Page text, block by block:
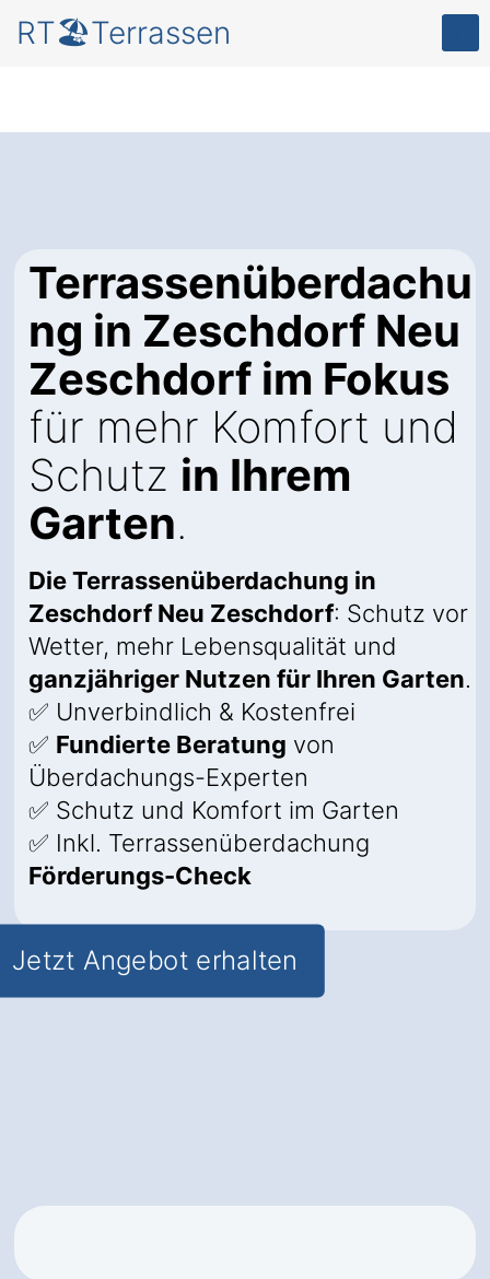
RT🏖️Terrassen
Terrassenüberdachu
ng in Zeschdorf Neu
Zeschdorf im Fokus
für mehr Komfort und
Schutz in Ihrem
Garten.
Die Terrassenüberdachung in
Zeschdorf Neu Zeschdorf: Schutz vor
Wetter, mehr Lebensqualität und
ganzjähriger Nutzen für Ihren Garten.
✅ Unverbindlich & Kostenfrei
✅ Fundierte Beratung von
Überdachungs-Experten
✅ Schutz und Komfort im Garten
✅ Inkl. Terrassenüberdachung
Förderungs-Check
Jetzt Angebot erhalten